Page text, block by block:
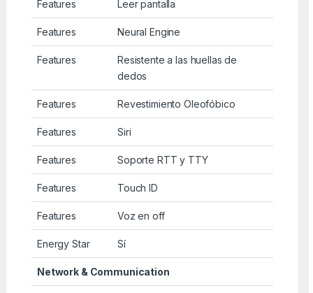
Features Leer pantalla
Features Neural Engine
Features
Resistente a las huellas de
dedos
Features Revestimiento Oleofóbico
Features Siri
Features Soporte RTT y TTY
Features Touch ID
Features Voz en off
Energy Star Sí
Network & Communication